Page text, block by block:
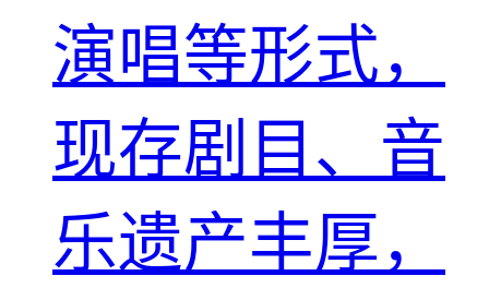
演唱等形式，
现存剧目、音
乐遗产丰厚，